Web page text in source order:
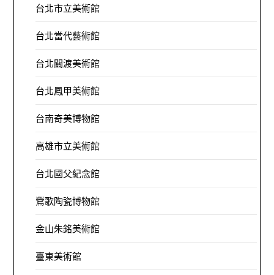
台北市立美術館
台北當代藝術館
台北關渡美術館
台北鳳甲美術館
台南奇美博物館
高雄市立美術館
台北國父紀念館
鶯歌陶瓷博物館
金山朱銘美術館
臺東美術館